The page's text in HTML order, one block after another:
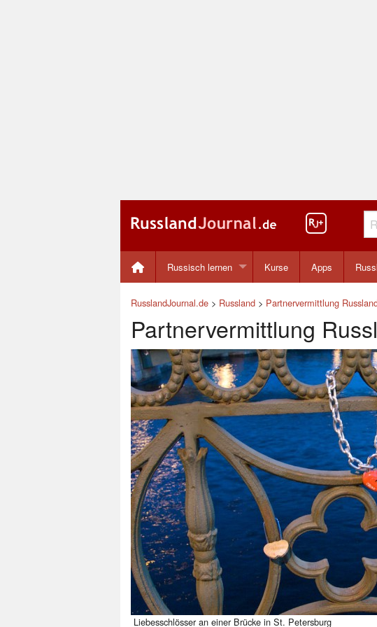
Russisch lernen Kurse Apps
RusslandJournal.de > Russland > Partnervermittlung
Partnervermittlung
Liebesschlösser an einer Brücke in St. Petersburg